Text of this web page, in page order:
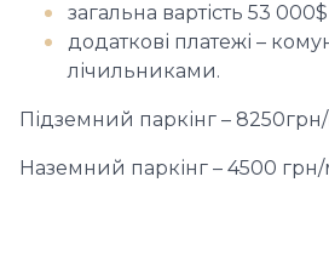
загальна вартість 53
додаткові платежі –
лічильниками.
Підземний паркінг –
Наземний паркінг – 4500 грн/